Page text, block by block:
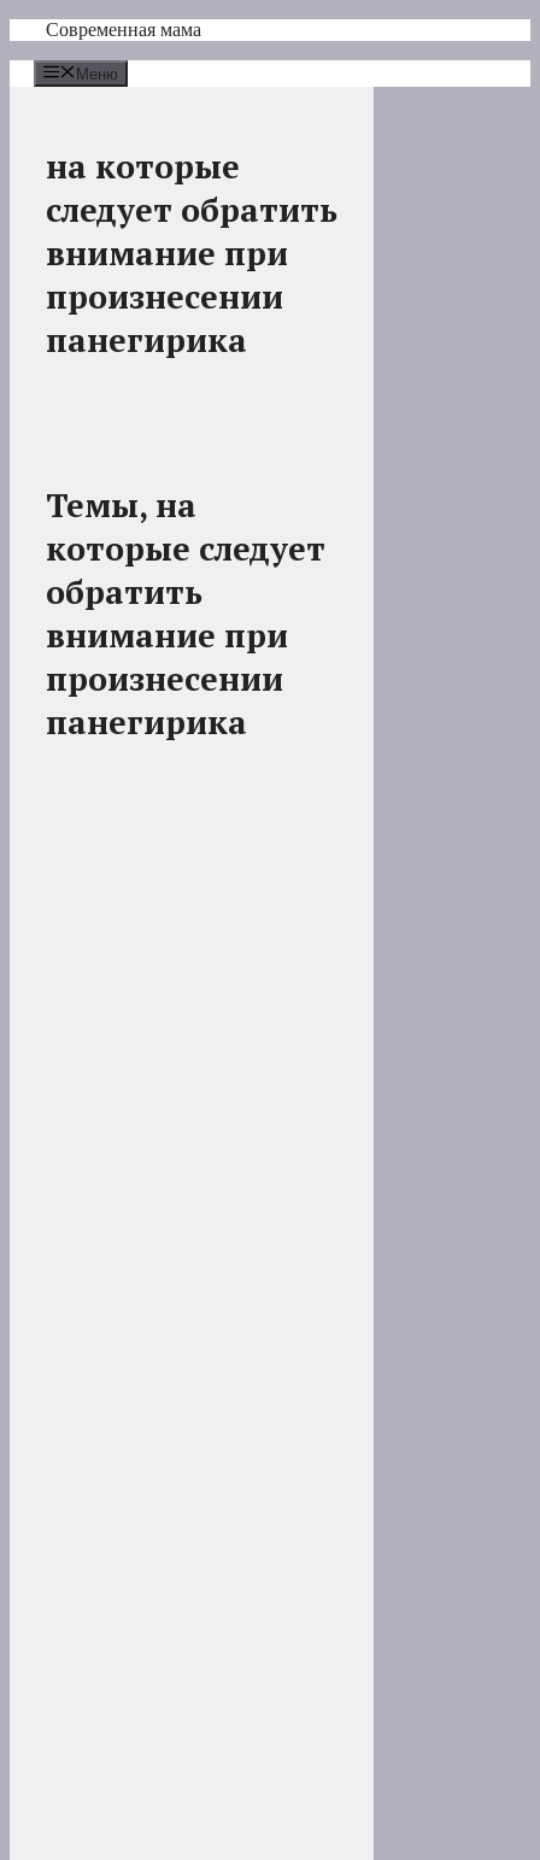
Перейти
содержимому
Современная мама
Меню
на которые
следует обратить
внимание при
произнесении
панегирика
Темы, на
которые следует
обратить
внимание при
произнесении
панегирика